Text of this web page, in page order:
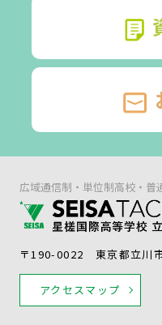
広域通信制・単位制高校・普
〒190-0022 東京都立川
アクセスマップ